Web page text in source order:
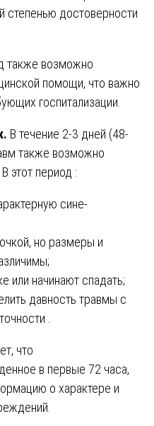
степенью достоверности
также возможно
помощи, что важно
госпитализации.
В течение 2-3 дней (48-
также возможно
этот период :
сине-
но размеры и
или начинают спадать;
давность травмы с
.
что
в первые 72 часа,
о характере и